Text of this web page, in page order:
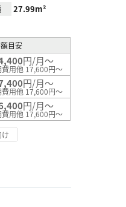
27.99m²
目安
円/月～
費用他 17,600円～
円/月～
費用他 17,600円～
円/月～
費用他 17,600円～